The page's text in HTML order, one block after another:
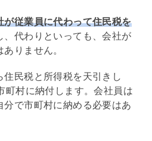
が従業員に代わって住民税を
、代わりといっても、会社が
りません。
民税と所得税を天引きし
町村に納付します。会社員は
分で市町村に納める必要はあ